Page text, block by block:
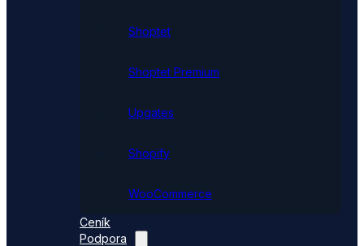
Shoptet
Shoptet Premium
Upgates
Shopify
WooCommerce
Ceník
Podpora